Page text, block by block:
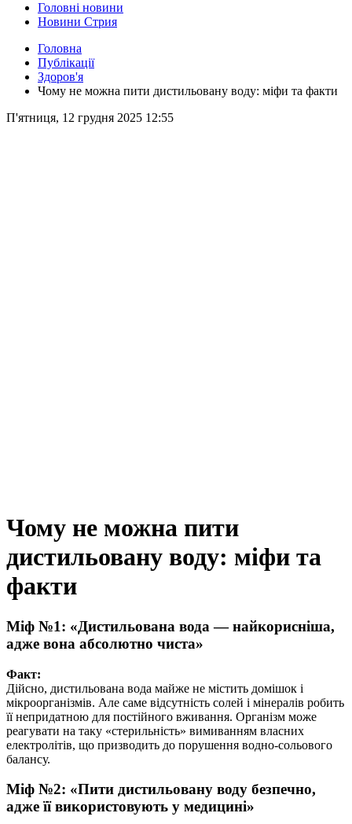
Головні новини
Новини Стрия
Головна
Публікації
Здоров'я
Чому не можна пити дистильовану воду: міфи та факти
П'ятниця, 12 грудня 2025 12:55
Чому не можна пити
дистильовану воду: міфи та
факти
Міф №1: «Дистильована вода — найкорисніша,
адже вона абсолютно чиста»
Факт:
Дійсно, дистильована вода майже не містить домішок і
мікроорганізмів. Але саме відсутність солей і мінералів робить
її непридатною для постійного вживання. Організм може
реагувати на таку «стерильність» вимиванням власних
електролітів, що призводить до порушення водно-сольового
балансу.
Міф №2: «Пити дистильовану воду безпечно,
адже її використовують у медицині»